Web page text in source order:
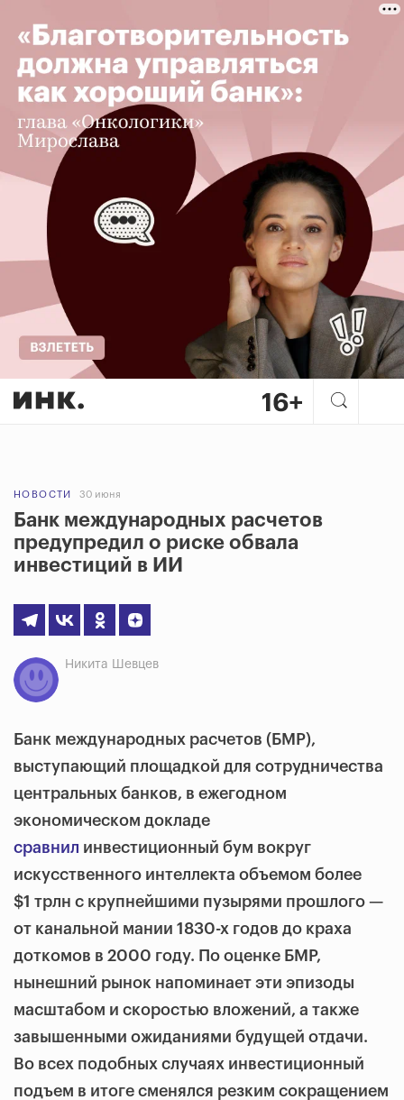
НОВОСТИ 30 июня
Банк международных расчетов
предупредил о риске обвала
инвестиций в ИИ
Никита Шевцев
Банк международных расчетов (БМР),
выступающий площадкой для сотрудничества
центральных банков, в ежегодном
экономическом докладе
сравнил инвестиционный бум вокруг
искусственного интеллекта объемом более
$1 трлн с крупнейшими пузырями прошлого —
от канальной мании 1830-х годов до краха
доткомов в 2000 году. По оценке БМР,
нынешний рынок напоминает эти эпизоды
масштабом и скоростью вложений, а также
завышенными ожиданиями будущей отдачи.
Во всех подобных случаях инвестиционный
подъем в итоге сменялся резким сокращением